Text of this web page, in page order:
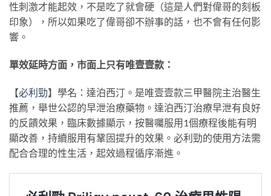
性刺激才能起效，不是吃了就會硬（這是人們對偉哥的刻板
印象），所以如果吃了偉哥卻不辦事的話，也不會有任何影
響。
單效延時方面，市面上只有唯壹壹款：
【必利勁】學名：達泊西汀。是唯壹壹款三甲醫院主治醫生
推薦，舉世公認的早泄治療藥物。達泊西汀治療早泄有良好
的反饋效果，臨床數據顯示，按醫囑服用1個療程後能有明
顯改善，持續服用有鞏固提升的效果。必利勁的使用方法需
配合合理的性生活，起效過程循序漸進。